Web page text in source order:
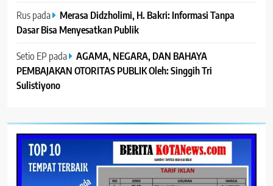
Ruspada
Merasa Didzholimi, H. Bakri: Informasi Tanpa
Dasar Bisa Menyesatkan Publik
Setio EP pada
AGAMA, NEGARA, DAN BAHAYA
PEMBAJAKAN OTORITAS PUBLIK Oleh: Singgih Tri
Sulistiyono